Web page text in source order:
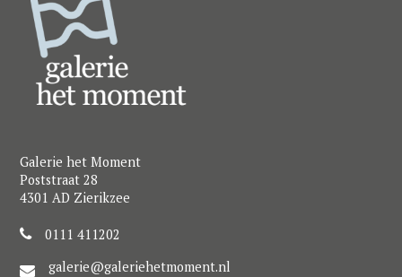
Galerie het Moment
Poststraat 28
4301 AD Zierikzee
0111 411202
galerie@galeriehetmoment.nl